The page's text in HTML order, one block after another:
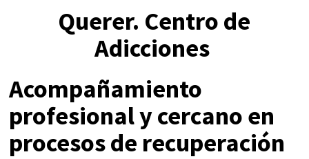
Querer. Centro de
Adicciones
Acompañamiento
profesional y cercano en
procesos de recuperación